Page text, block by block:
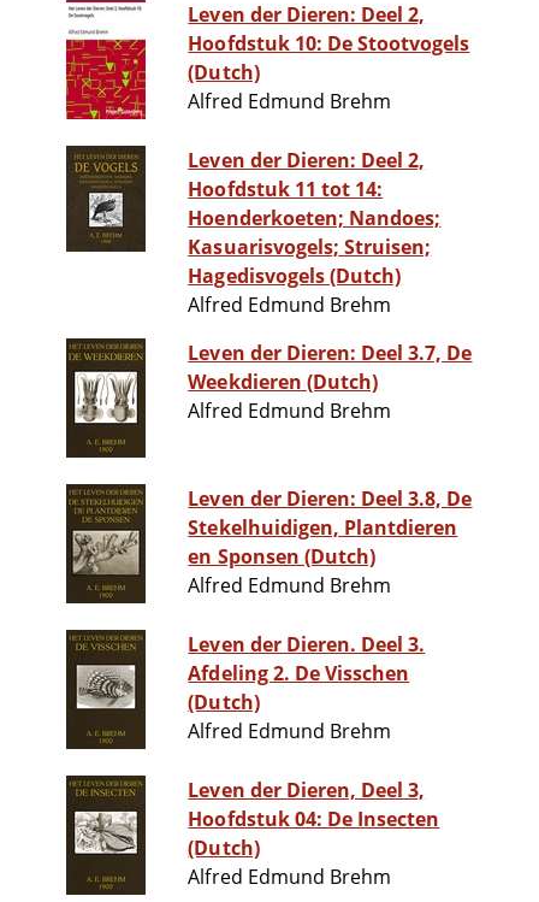
Leven der Dieren: Deel 2,
Hoofdstuk 10: De Stootvogels
(Dutch)
Alfred Edmund Brehm
Leven der Dieren: Deel 2,
Hoofdstuk 11 tot 14:
Hoenderkoeten; Nandoes;
Kasuarisvogels; Struisen;
Hagedisvogels (Dutch)
Alfred Edmund Brehm
Leven der Dieren: Deel 3.7, De
Weekdieren (Dutch)
Alfred Edmund Brehm
Leven der Dieren: Deel 3.8, De
Stekelhuidigen, Plantdieren
en Sponsen (Dutch)
Alfred Edmund Brehm
Leven der Dieren. Deel 3.
Afdeling 2. De Visschen
(Dutch)
Alfred Edmund Brehm
Leven der Dieren, Deel 3,
Hoofdstuk 04: De Insecten
(Dutch)
Alfred Edmund Brehm